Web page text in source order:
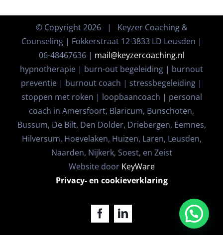
© Copyright2026 | Keyzer Coaching &
Counseling | Fokkerstraat 12 3833 LD Leusden |
06-48467636 | mail@keyzercoaching.nl
hypnotherapie | burn-out begeleiding | burnout
preventie | burnout coach | stressbegeleiding |
stoppen met roken | loopbaancoach | personal
coach in Amersfoort, Blaricum, Bunschoten,
Bussum, De Bilt, Den Dolder, Driebergen, Eemnes,
Hilversum, Hoevelaken, Huizen, Laren, Leusden,
Naarden, Nijkerk, Soest, en Zeist
Website door KeyWare
Privacy- en cookieverklaring
FacebookLinkedIn